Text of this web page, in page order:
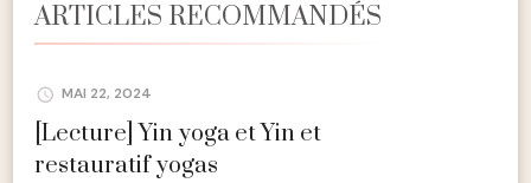
ARTICLES RECOMMANDÉS
MAI 22, 2024
[Lecture] Yin yoga et Yin et
restauratif yogas